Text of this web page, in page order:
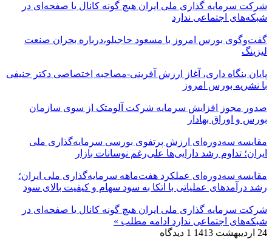
شرکت سرمایه گذاری ملی ایران هیچ گونه کانال یا صفحه‌ای در
شبکه‌های اجتماعی ندارد
گفت‌وگوی بورس امروز با مسعود حاجیلو،درباره بحران صنعت
لیزینگ
پایان بنگاه داری، آغاز ارزش آفرینی-مصاحبه اختصاصی دکتر حنیفی
با نشریه بورس امروز
صدور مجوز افزایش سرمایه شرکت آلومتک از سوی سازمان
بورس و اوراق بهادار
مقایسه سه‌دوره‌ای ارزش پرتفوی بورسی سرمایه‌گذاری ملی
ایران؛ تداوم رشد دارایی‌ها علی‌رغم نوسانات بازار
مقایسه سه‌دوره‌ای عملکرد هفت‌ماهه سرمایه‌گذاری ملی ایران؛
رشد درآمدهای عملیاتی با اتکا به سود سهام و کیفیت بالای سود
شرکت سرمایه گذاری ملی ایران هیچ گونه کانال یا صفحه‌ای در
شبکه‌های اجتماعی ندارد ادامه مطلب »
24 اردیبهشت 1413
1 دیدگاه